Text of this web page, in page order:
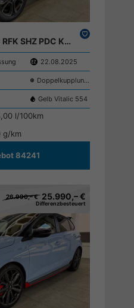
SUMMIT e-DCT6 ACC RFK SHZ PDC KEYLESS El.Heckklappe ;
22.08.2025
Doppelkupplungsgetriebe (DSG)
Gelb Vitalic 554
l/100km
g/km
84241
26.990,– € 25.990,– €
Differenzbesteuert